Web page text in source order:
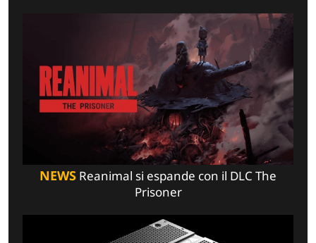
NEWS Reanimal si espande con il DLC The
Prisoner